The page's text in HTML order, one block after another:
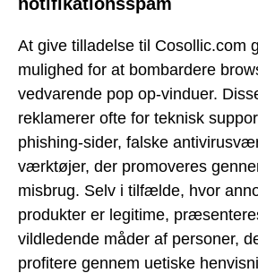
At give tilladelse til Cosollic.com
mulighed for at bombardere
vedvarende pop op-vinduer.
reklamerer ofte for teknisk
phishing-sider, falske
værktøjer, der promoveres
misbrug. Selv i tilfælde, hvor
produkter er legitime,
vildledende måder af personer,
profitere gennem uetiske